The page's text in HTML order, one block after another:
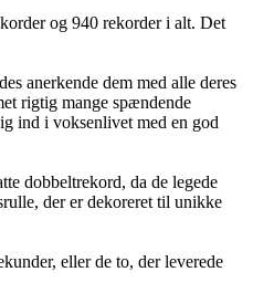
og 940 rekorder i alt. Det
anerkende dem med alle deres
rigtig mange spændende
ind i voksenlivet med en god
dobbeltrekord, da de legede
der er dekoreret til unikke
eller de to, der leverede